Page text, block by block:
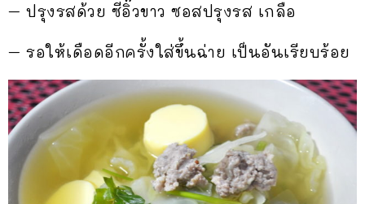
– ปรุงรสด้วย ซีอิ๊วขาว ซอสปรุงรส เกลือ
– รอให้เดือดอีกครั้งใส่ขึ้นฉ่าย เป็นอันเรียบร้อย